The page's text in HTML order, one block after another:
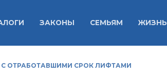
ЗАКОНЫ СЕМЬЯМ ЖИЗНЬ
С ОТРАБОТАВШИМИ СРОК ЛИФТАМИ